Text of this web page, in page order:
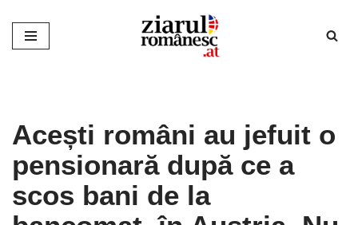
Sari
Acești români au jefuit o
pensionară după ce a
scos bani de la